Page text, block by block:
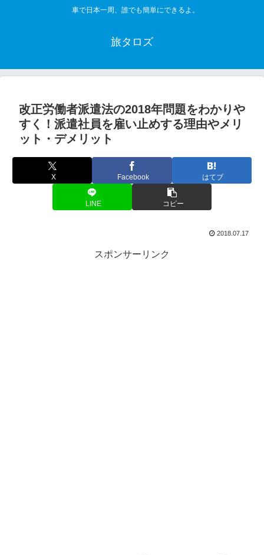
車で日本一周、誰でも簡単にできるよ。
旅タロズ
改正労働者派遣法の2018年問題をわかりや
すく！派遣社員を雇い止めする理由やメリ
ット・デメリット
X Facebook はてブ
LINE コピー
2018.07.17
スポンサーリンク